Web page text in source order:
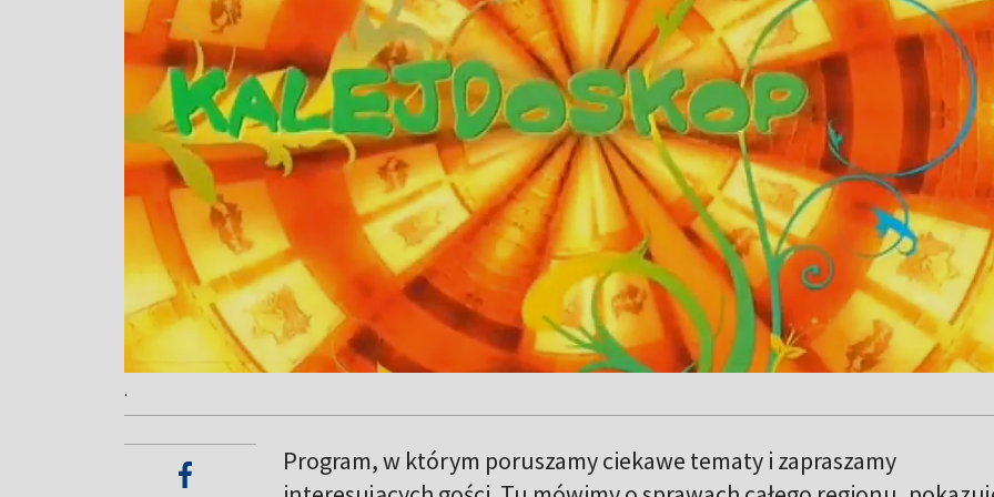
.
Program, w którym poruszamy ciekawe tematy i zapraszamy